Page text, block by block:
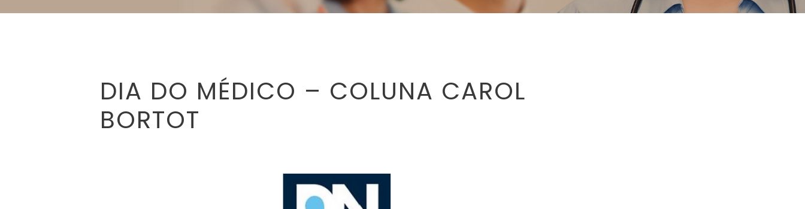
DIA DO MÉDICO – COLUNA CAROL
BORTOT